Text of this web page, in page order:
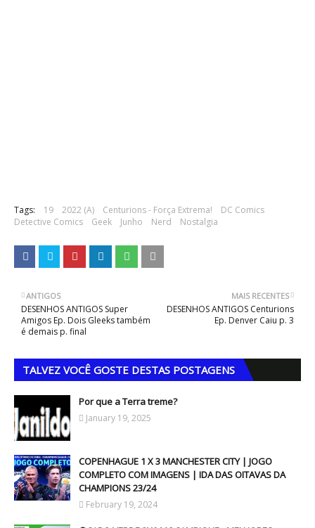
Tags: 19 2022 (A) Centurions - Força Extrema!
DC Comics
Detective Comics
Geek Junho Nerd Nostalgia
MAIS RECENTES
DESENHOS ANTIGOS Centurions
Ep. Denver Caiu p. 3
ANTIGOS
DESENHOS ANTIGOS Super
Amigos Ep. Dois Gleeks também
é demais p. final
TALVEZ VOCÊ GOSTE DESTAS POSTAGENS
Por que a Terra treme?
January 19, 2025
COPENHAGUE 1 X 3 MANCHESTER CITY | JOGO
COMPLETO COM IMAGENS | IDA DAS OITAVAS DA
CHAMPIONS 23/24
February 19, 2024